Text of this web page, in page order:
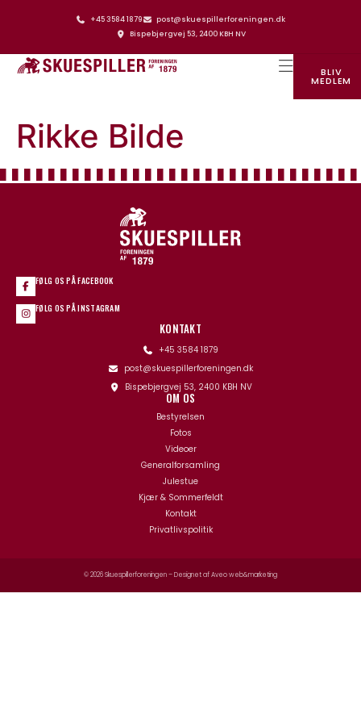
+45 3584 1879
post@skuespillerforeningen.dk
Bispebjergvej 53, 2400 KBH NV
BLIV
MEDLEM
Rikke Bilde
FØLG OS PÅ FACEBOOK
FØLG OS PÅ INSTAGRAM
KONTAKT
+45 3584 1879
post@skuespillerforeningen.dk
Bispebjergvej 53, 2400 KBH NV
OM OS
Bestyrelsen
Fotos
Videoer
Generalforsamling
Julestue
Kjær & Sommerfeldt
Kontakt
Privatlivspolitik
© 2026 Skuespillerforeningen – Designet afAveo web&marketing